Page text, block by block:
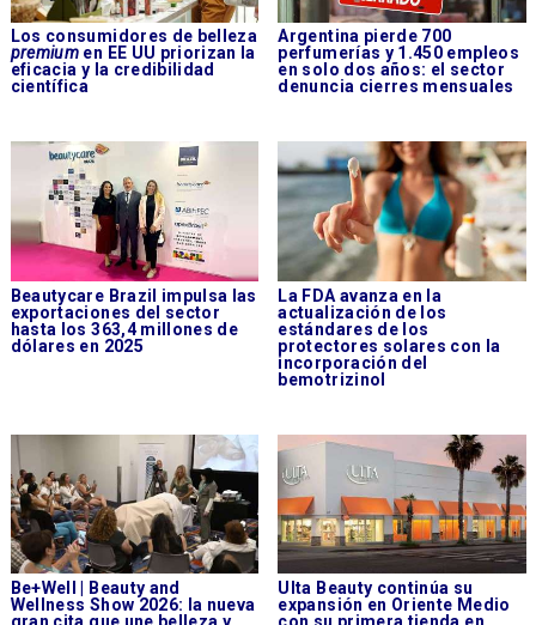
Los consumidores de belleza
premium en EE UU priorizan la
eficacia y la credibilidad
científica
Argentina pierde 700
perfumerías y 1.450 empleos
en solo dos años: el sector
denuncia cierres mensuales
Beautycare Brazil impulsa las
exportaciones del sector
hasta los 363,4 millones de
dólares en 2025
La FDA avanza en la
actualización de los
estándares de los
protectores solares con la
incorporación del
bemotrizinol
Be+Well | Beauty and
Wellness Show 2026: la nueva
Ulta Beauty continúa su
expansión en Oriente Medio